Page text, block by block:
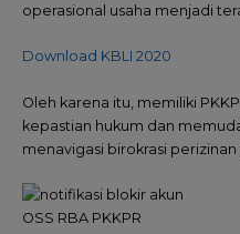
operasional usaha menjadi
Download KBLI 2020
Oleh karena itu, memiliki
kepastian hukum dan
menavigasi birokrasi perizinan